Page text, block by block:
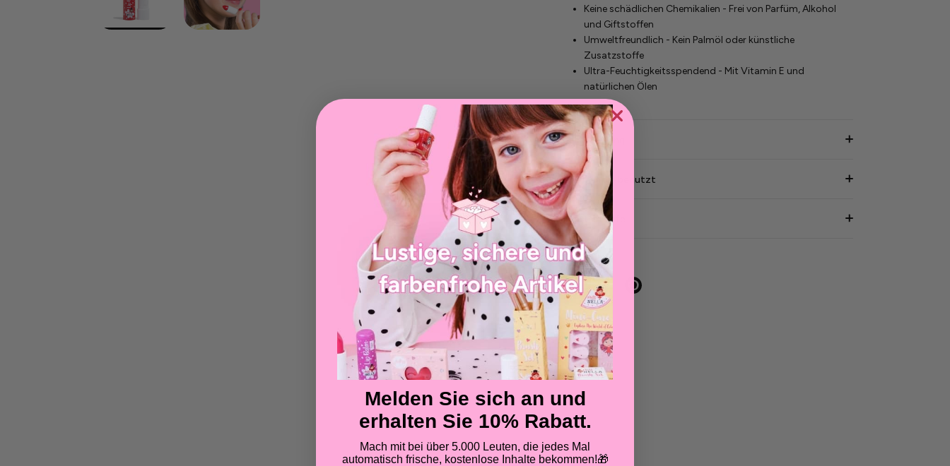
Keine schädlichen Chemikalien - Frei von Parfüm, Alkohol
und Giftstoffen
Umweltfreundlich - Kein Palmöl oder künstliche
Zusatzstoffe
Ultra-Feuchtigkeitsspendend - Mit Vitamin E und
natürlichen Ölen
Beschreibung
Wie man sie benutzt
Inhaltsstoffe
Teile das:
Teilen TwitternPinnen
Melden Sie sich an und
erhalten Sie 10% Rabatt.
Mach mit bei über 5.000 Leuten, die jedes Mal
automatisch frische, kostenlose Inhalte bekommen!🎁